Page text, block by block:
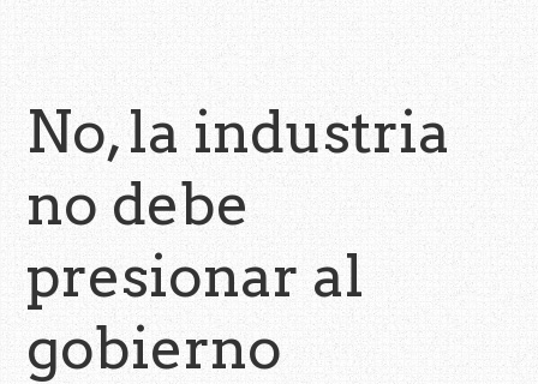
No, la industria
no debe
presionar al
gobierno